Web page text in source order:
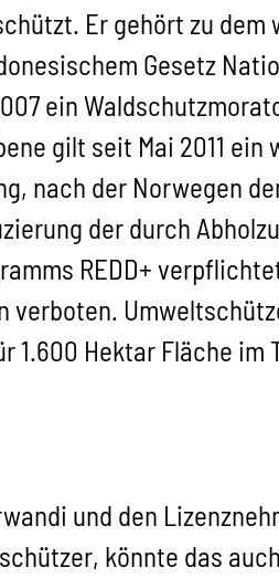
Er gehört zu dem
Gesetz
ein
gilt seit Mai 2011 ein
nach der Norwegen
der durch
REDD+
verboten.
1.600 Hektar Fläche im
und den
könnte das